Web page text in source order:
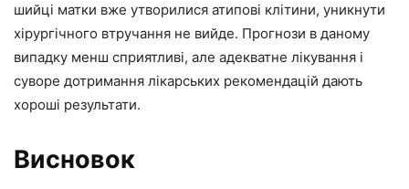
шийці матки вже утворилися атипові клітини, уникнути
хірургічного втручання не вийде. Прогнози в даному
випадку менш сприятливі, але адекватне лікування і
суворе дотримання лікарських рекомендацій дають
хороші результати.
Висновок